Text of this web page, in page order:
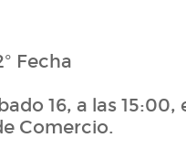
Fecha
16, a las 15:00,
Comercio.